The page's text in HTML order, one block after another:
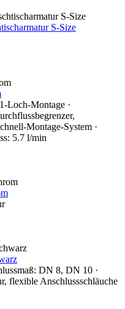
S-Size
Loch-Montage ·
Montage-System ·
5.7 l/min
DN 8, DN 10 ·
flexible Anschlussschläuche